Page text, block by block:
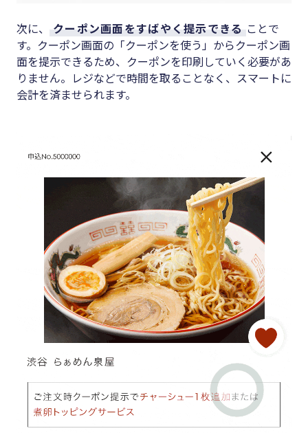
次に、 クーポン画面をすばやく提示できる ことで
す。クーポン画面の「クーポンを使う」からクーポン画
面を提示できるため、クーポンを印刷していく必要があ
りません。レジなどで時間を取ることなく、スマートに
会計を済ませられます。